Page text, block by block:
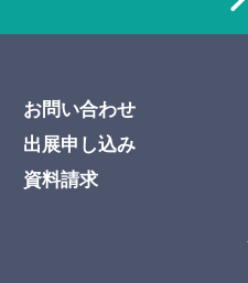
お問い合わせ
出展申し込み
資料請求